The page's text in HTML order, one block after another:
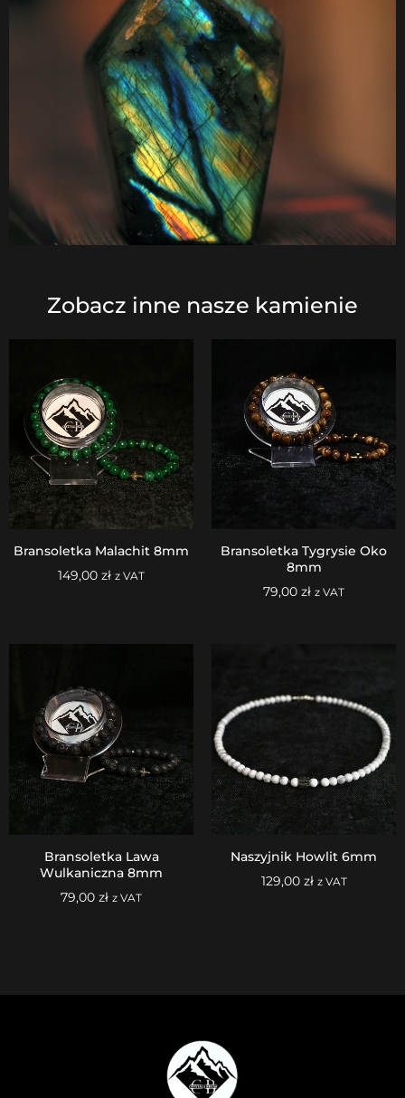
Zobacz inne nasze kamienie
Bransoletka Malachit 8mm
149,00 zł z VAT
Bransoletka Tygrysie Oko
8mm
79,00 zł z VAT
Bransoletka Lawa
Wulkaniczna 8mm
79,00 zł z VAT
Naszyjnik Howlit 6mm
129,00 zł z VAT